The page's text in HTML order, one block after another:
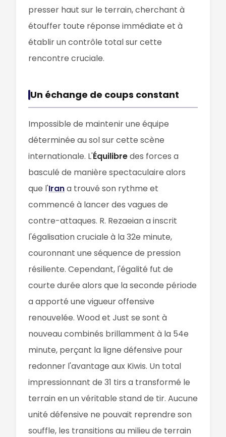
presser haut sur le terrain, cherchant à
étouffer toute réponse immédiate et à
établir un contrôle total sur cette
rencontre cruciale.
Un échange de coups constant
Impossible de maintenir une équipe
déterminée au sol sur cette scène
internationale. L'Équilibredes forces a
basculé de manière spectaculaire alors
que l'Irana trouvé son rythme et
commencé à lancer des vagues de
contre-attaques. R. Rezaeian a inscrit
l'égalisation cruciale à la 32e minute,
couronnant une séquence de pression
résiliente. Cependant, l'égalité fut de
courte durée alors que la seconde période
a apporté une vigueur offensive
renouvelée. Wood et Just se sont à
nouveau combinés brillamment à la 54e
minute, perçant la ligne défensive pour
redonner l'avantage aux Kiwis. Un total
impressionnant de 31 tirs a transformé le
terrain en un véritable stand de tir. Aucune
unité défensive ne pouvait reprendre son
souffle, les transitions au milieu de terrain